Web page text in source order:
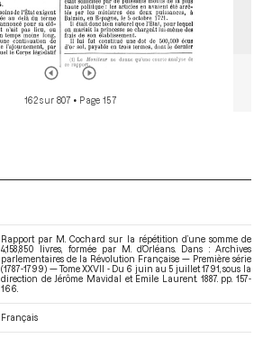
162 sur 807 • Page 157
Rapport par M. Cochard sur la répétition d’une somme de
4,158,850 livres, formée par M. d’Orléans. Dans : Archives
parlementaires de la Révolution Française — Première série
(1787-1799) — Tome XXVII - Du 6 juin au 5 juillet 1791 , sous la
direction de Jérôme Mavidal et Emile Laurent. 1887. pp. 157-
166.
Français